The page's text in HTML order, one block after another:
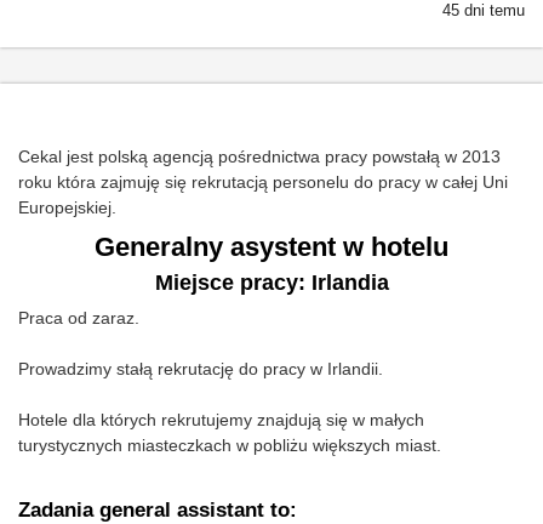
45 dni temu
Cekal jest polską agencją pośrednictwa pracy powstałą w 2013
roku która zajmuję się rekrutacją personelu do pracy w całej Uni
Europejskiej.
Generalny asystent w hotelu
Miejsce pracy: Irlandia
Praca od zaraz.
Prowadzimy stałą rekrutację do pracy w Irlandii.
Hotele dla których rekrutujemy znajdują się w małych
turystycznych miasteczkach w pobliżu większych miast.
Zadania general assistant to: